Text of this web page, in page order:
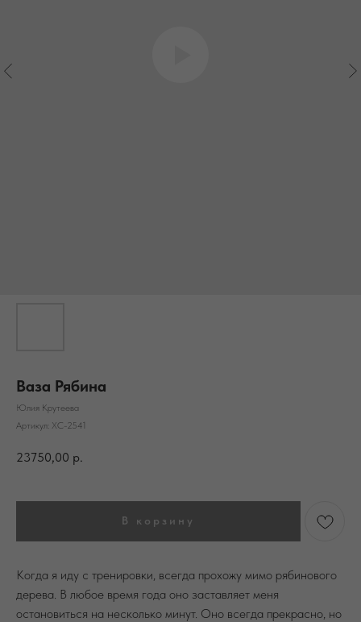
Ваза Рябина
Юлия Крутеева
Артикул: ХС-2541
23750,00 р.
В корзину
Когда я иду с тренировки, всегда прохожу мимо рябинового
дерева. В любое время года оно заставляет меня
остановиться на несколько минут. Оно всегда прекрасно, но